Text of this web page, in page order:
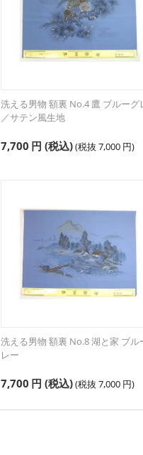
洗える男物 額裏 No.4 鷹 ブルーグ
／サテン風生地
7,700 円 (税込)(税抜 7,000 円)
洗える男物 額裏 No.8 湖と家 ブル
レー
7,700 円 (税込)(税抜 7,000 円)